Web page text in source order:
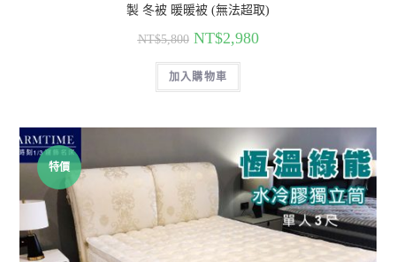
製 冬被 暖暖被 (無法超取)
NT$5,800 NT$2,980
加入購物車
特價